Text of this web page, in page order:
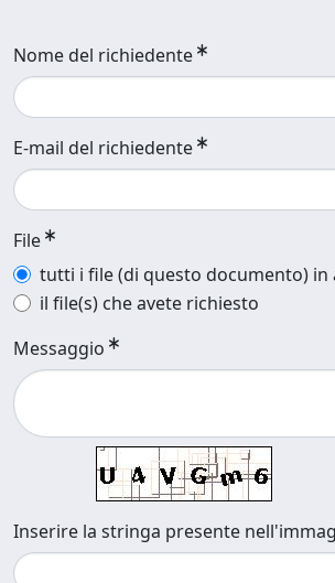
Nome del richiedente
E-mail del richiedente
File
tutti i file (di questo documento) in
il file(s) che avete richiesto
Messaggio
Inserire la stringa presente